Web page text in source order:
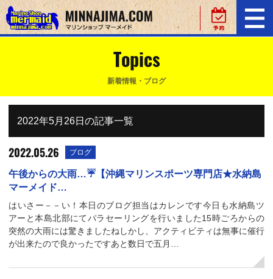
Topics
新着情報・ブログ
2022年5月26日の記事一覧
2022.05.26 ブログ
午後からの大雨…☔【沖縄マリンスポーツ専門店★水納島
マーメイド…
はいさー－－い！本日のブログ担当はカレンです今日も水納島ツ
アーと本島北部にてパラセーリングを行いました15時ごろからの
突然の大雨には驚きましたねしかし、アクティビティは無事に催行
が出来たので良かったですあと数日で五月…